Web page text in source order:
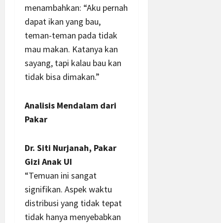
menambahkan: “Aku pernah
dapat ikan yang bau,
teman-teman pada tidak
mau makan. Katanya kan
sayang, tapi kalau bau kan
tidak bisa dimakan.”
Analisis Mendalam dari
Pakar
Dr. Siti Nurjanah, Pakar
Gizi Anak UI
“Temuan ini sangat
signifikan. Aspek waktu
distribusi yang tidak tepat
tidak hanya menyebabkan